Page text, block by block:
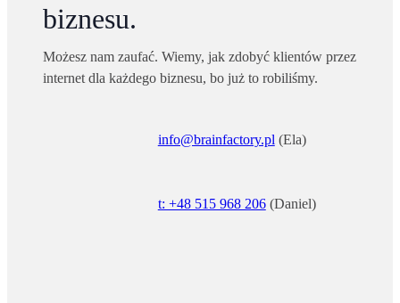
biznesu.
Możesz nam zaufać. Wiemy, jak zdobyć klientów przez
internet dla każdego biznesu, bo już to robiliśmy.
info@brainfactory.pl (Ela)
t: +48 515 968 206(Daniel)